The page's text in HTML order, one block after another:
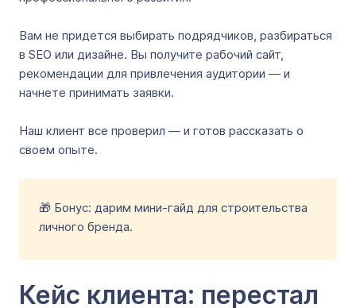
Вам не придется выбирать подрядчиков, разбираться
в SEO или дизайне. Вы получите рабочий сайт,
рекомендации для привлечения аудитории — и
начнете принимать заявки.
Наш клиент все проверил — и готов рассказать о
своем опыте.
🎁 Бонус: дарим мини-гайд для строительства
личного бренда.
Кейс клиента: перестал